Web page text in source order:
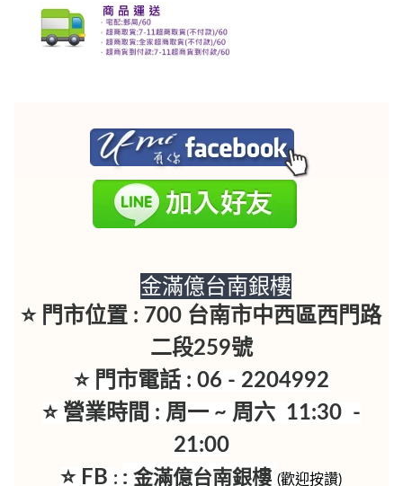
金滿億台南銀樓
⭐ 門市位置 : 700 台南市中西區西門路
二段259號
⭐ 門市電話 : 06 - 2204992
⭐ 營業時間 : 周一 ~ 周六 11:30 -
21:00
⭐ FB : :金滿億台南銀樓 (歡迎按讚)